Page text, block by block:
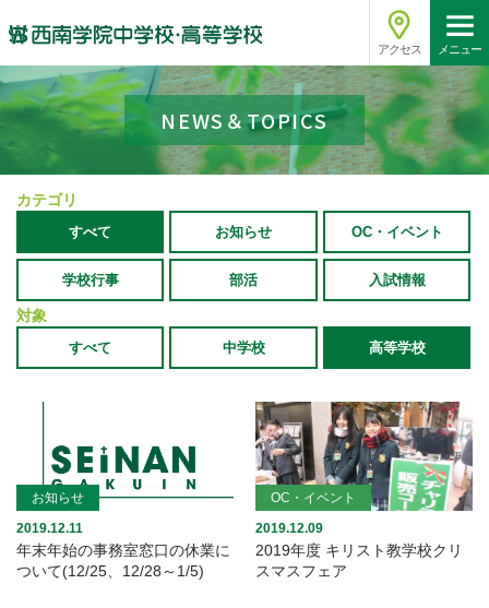
アクセス メニュー
NEWS＆TOPICS
カテゴリ
すべて お知らせ OC・イベント
学校行事 部活 入試情報
対象
すべて 中学校 高等学校
お知らせ
2019.12.11
年末年始の事務室窓口の休業に
ついて(12/25、12/28～1/5)
OC・イベント
2019.12.09
2019年度 キリスト教学校クリ
スマスフェア